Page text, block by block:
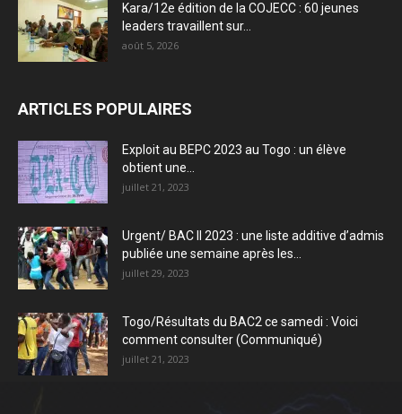
Kara/12e édition de la COJECC : 60 jeunes
leaders travaillent sur...
août 5, 2026
ARTICLES POPULAIRES
Exploit au BEPC 2023 au Togo : un élève
obtient une...
juillet 21, 2023
Urgent/ BAC II 2023 : une liste additive d’admis
publiée une semaine après les...
juillet 29, 2023
Togo/Résultats du BAC2 ce samedi : Voici
comment consulter (Communiqué)
juillet 21, 2023